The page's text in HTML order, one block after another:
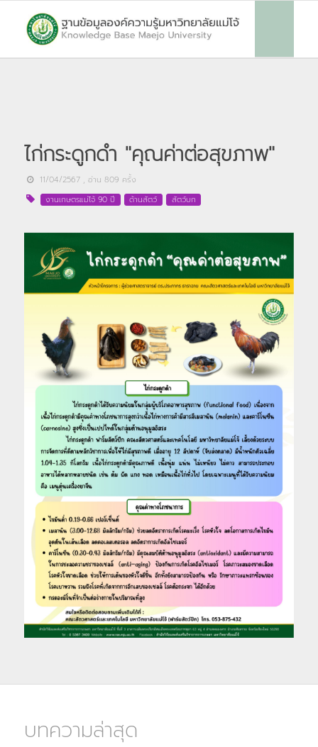
ไก่กระดูกดำ "คุณค่าต่อสุขภาพ"
11/04/2567, อ่าน 809 ครั้ง
งานเกษตรแม่โจ้ 90 ปี
ด้านสัตว์ สัตว์บก
บทความล่าสุด